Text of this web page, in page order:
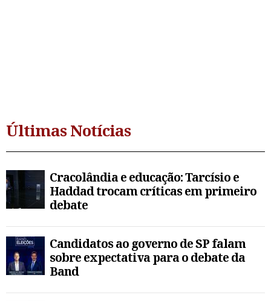
Últimas Notícias
Cracolândia e educação: Tarcísio e
Haddad trocam críticas em primeiro
debate
Candidatos ao governo de SP falam
sobre expectativa para o debate da
Band